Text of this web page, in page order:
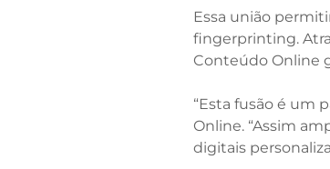
Essa união
fingerprinting.
Conteúdo Online
“Esta fusão é um
Online. “Assim
digitais